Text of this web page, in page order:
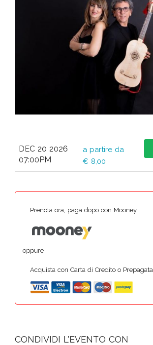
DEC 20 2026
07:00PM
a partire da
€ 8,00
Prenota ora, paga dopo con Mooney
oppure
Acquista con Carta di Credito o Prepagata
CONDIVIDI L'EVENTO CON